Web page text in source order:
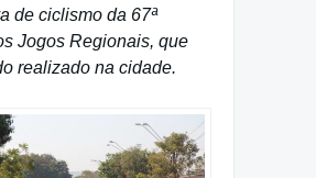
de ciclismo da 67ª
Jogos Regionais, que
realizado na cidade.